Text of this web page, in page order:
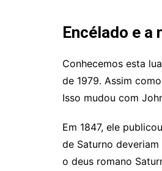
Encélado e a
Conhecemos esta
de 1979. Assim
Isso mudou com
Em 1847, ele
de Saturno
o deus romano